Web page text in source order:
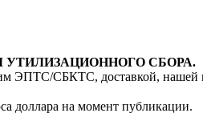
СБОРА.
ЭПТС/СБКТС, доставкой, нашей
доллара на момент публикации.